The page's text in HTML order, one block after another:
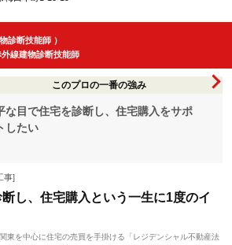
診断技能師 ）
線建物診断技能師
このプロの一番の強み
な目で住宅を診断し、住宅購入をサポ
したい
事]
し、住宅購入という一生に1度のイ
東を中心に住宅の売買を手掛ける「レジデンシャル不動産法